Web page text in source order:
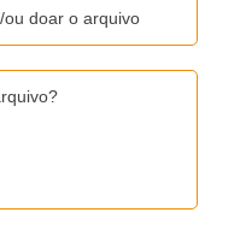
ou doar o arquivo